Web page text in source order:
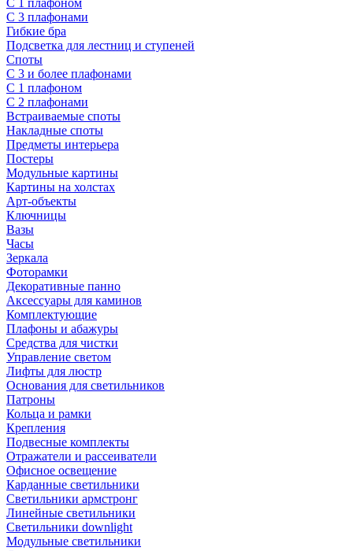
С 1 плафоном
С 3 плафонами
Гибкие бра
Подсветка для лестниц и ступеней
Споты
С 3 и более плафонами
С 1 плафоном
С 2 плафонами
Встраиваемые споты
Накладные споты
Предметы интерьера
Постеры
Модульные картины
Картины на холстах
Арт-объекты
Ключницы
Вазы
Часы
Зеркала
Фоторамки
Декоративные панно
Аксессуары для каминов
Комплектующие
Плафоны и абажуры
Средства для чистки
Управление светом
Лифты для люстр
Основания для светильников
Патроны
Кольца и рамки
Крепления
Подвесные комплекты
Отражатели и рассеиватели
Офисное освещение
Карданные светильники
Светильники армстронг
Линейные светильники
Светильники downlight
Модульные светильники